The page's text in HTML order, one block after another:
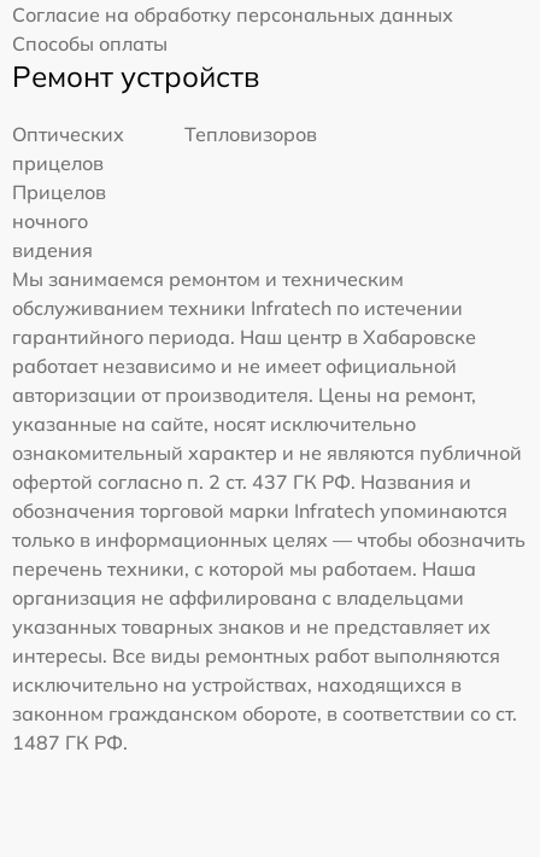
Согласие на обработку персональных данных
Способы оплаты
Ремонт устройств
Оптических
прицелов
Тепловизоров
Прицелов
ночного
видения
Мы занимаемся ремонтом и техническим
обслуживанием техники Infratech по истечении
гарантийного периода. Наш центр в Хабаровске
работает независимо и не имеет официальной
авторизации от производителя. Цены на ремонт,
указанные на сайте, носят исключительно
ознакомительный характер и не являются публичной
офертой согласно п. 2 ст. 437 ГК РФ. Названия и
обозначения торговой марки Infratech упоминаются
только в информационных целях — чтобы обозначить
перечень техники, с которой мы работаем. Наша
организация не аффилирована с владельцами
указанных товарных знаков и не представляет их
интересы. Все виды ремонтных работ выполняются
исключительно на устройствах, находящихся в
законном гражданском обороте, в соответствии со ст.
1487 ГК РФ.